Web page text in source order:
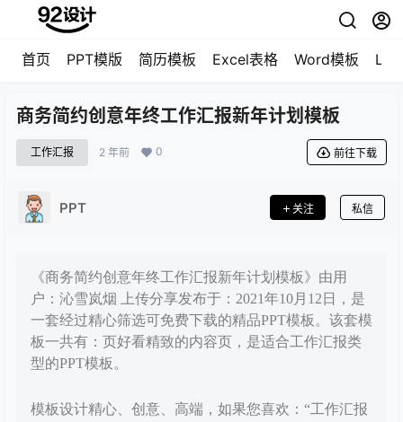
首页 PPT模版 简历模板 Excel表格 Word模板
商务简约创意年终工作汇报新年计划模板
工作汇报 2 年前 0 前往下载
PPT 关注 私信
《商务简约创意年终工作汇报新年计划模板》由用
户：沁雪岚烟 上传分享发布于：2021年10月12日，是
一套经过精心筛选可免费下载的精品PPT模板。该套模
板一共有：页好看精致的内容页，是适合工作汇报类
型的PPT模板。
模板设计精心、创意、高端，如果您喜欢：“工作汇报